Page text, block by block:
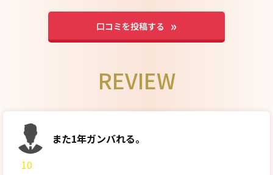
口コミを投稿する
REVIEW
また1年ガンバれる。
10